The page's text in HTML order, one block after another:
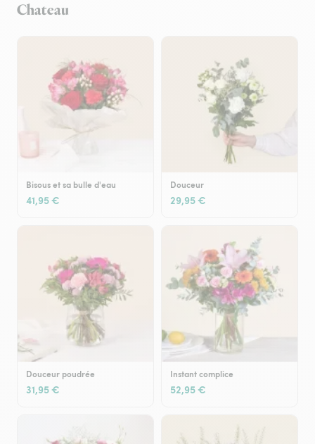
Chateau
Bisous et sa bulle d'eau
41,95 €
Douceur
29,95 €
Douceur poudrée
31,95 €
Instant complice
52,95 €